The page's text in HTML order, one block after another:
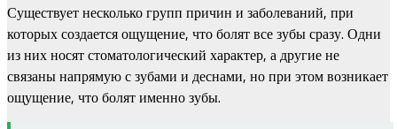
Существует несколько групп причин и заболеваний, при
которых создается ощущение, что болят все зубы сразу. Одни
из них носят стоматологический характер, а другие не
связаны напрямую с зубами и деснами, но при этом возникает
ощущение, что болят именно зубы.